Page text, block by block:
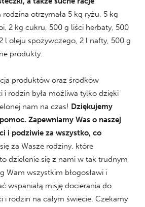
rodzina otrzymała 5 kg ryżu, 5 kg
2 kg cukru, 500 g liści herbaty, 500
l oleju spożywczego, 2 l nafty, 500 g
produkty.
produktów oraz środków
i rodzin była możliwa tylko dzięki
nam na czas! Dziękujemy
Zapewniamy Was o naszej
i podziwie za wszystko, co
za Wasze rodziny, które
dzielenie się z nami w tak trudnym
Wam wszystkim błogosławi i
wspaniałą misję docierania do
i rodzin na całym świecie. Czekamy